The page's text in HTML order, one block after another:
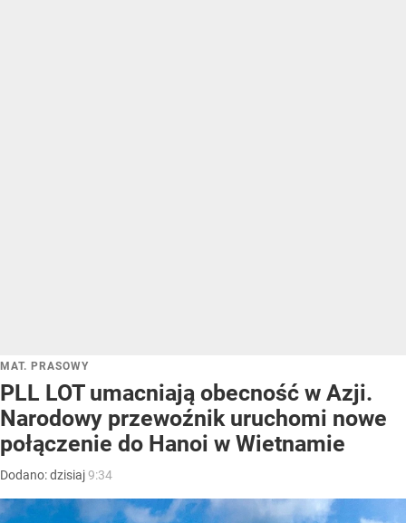
MAT. PRASOWY
PLL LOT umacniają obecność w Azji.
Narodowy przewoźnik uruchomi nowe
połączenie do Hanoi w Wietnamie
Dodano:dzisiaj9:34